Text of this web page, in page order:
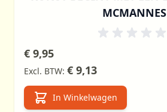
MCMANNES
€ 9,95
€ 9,13
In Winkelwagen